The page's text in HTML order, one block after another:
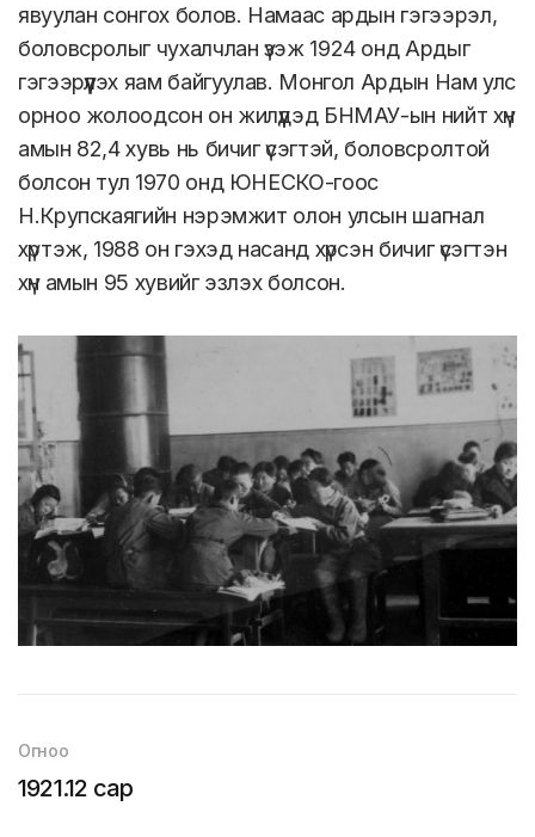
явуулан сонгох болов. Намаас ардын гэгээрэл,
боловсролыг чухалчлан үзэж 1924 онд Ардыг
гэгээрүүлэх яам байгуулав. Монгол Ардын Нам улс
орноо жолоодсон он жилүүдэд БНМАУ-ын нийт хүн
амын 82,4 хувь нь бичиг үсэгтэй, боловсролтой
болсон тул 1970 онд ЮНЕСКО-гоос
Н.Крупскаягийн нэрэмжит олон улсын шагнал
хүртэж, 1988 он гэхэд насанд хүрсэн бичиг үсэгтэн
хүн амын 95 хувийг эзлэх болсон.
Огноо
1921.12 сар